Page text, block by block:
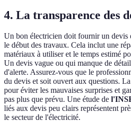
4. La transparence des
Un bon électricien doit fournir un devis
le début des travaux. Cela inclut une
matériaux à utiliser et le temps estimé
Un devis vague ou qui manque de
d'alerte. Assurez-vous que le
du devis et soit ouvert aux questions.
pour éviter les mauvaises surprises et
pas plus que prévu. Une étude de
liés aux devis peu clairs représentent
le secteur de l'électricité.